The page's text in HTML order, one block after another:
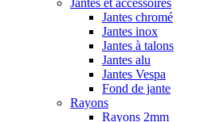
Jantes et accessoires
Jantes chromé
Jantes inox
Jantes à talons
Jantes alu
Jantes Vespa
Fond de jante
Rayons
Rayons 2mm